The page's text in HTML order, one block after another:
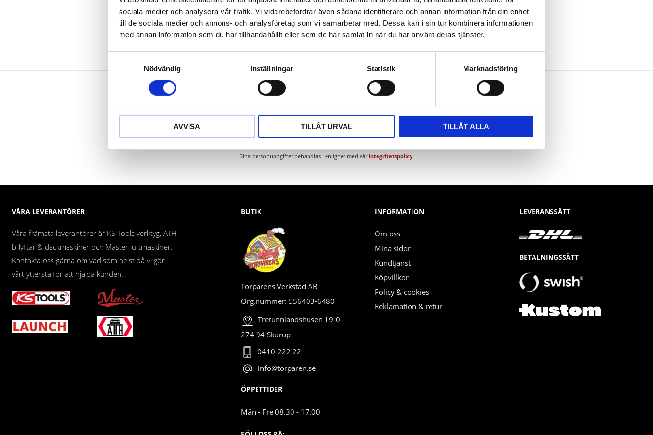
sociala medier och analysera vår trafik. Vi vidarebefordrar även sådana identifierare och annan information från din enhet
till de sociala medier och annons- och analysföretag som vi samarbetar med. Dessa kan i sin tur kombinera informationen
med annan information som du har tillhandahållit eller som de har samlat in när du har använt deras tjänster.
Nödvändig
Inställningar Statistik Marknadsföring
AVVISA TILLÅT URVAL TILLÅT ALLA
Speciellt-verktygsstål
Dina personuppgifter behandlas i enlighet med vårintegritetspolicy.
VÅRA LEVERANTÖRER
Våra främsta leverantörer är KS Tools verktyg, ATH
billyftar & däckmaskiner och Master luftmaskiner.
Kontakta oss gärna om vad som helst då vi gör
vårt yttersta för att hjälpa kunden.
BUTIK
Torparens Verkstad AB
Org.nummer: 556403-6480
Tretunnlandshusen 19-0 |
274 94 Skurup
0410-222 22
info@torparen.se
ÖPPETTIDER
Mån - Fre 08.30 - 17.00
INFORMATION
Om oss
Mina sidor
Kundtjänst
Köpvillkor
Policy & cookies
Reklamation & retur
LEVERANSSÄTT
BETALNINGSSÄTT